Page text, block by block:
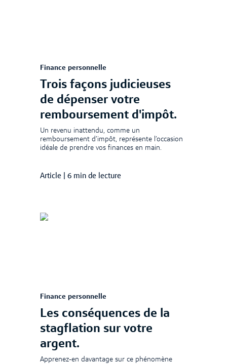
Finance personnelle
Trois façons judicieuses
de dépenser votre
remboursement d'impôt.
Un revenu inattendu, comme un
remboursement d’impôt, représente l’occasion
idéale de prendre vos finances en main.
Article 6 min de lecture
Finance personnelle
Les conséquences de la
stagflation sur votre
argent.
Apprenez-en davantage sur ce phénomène